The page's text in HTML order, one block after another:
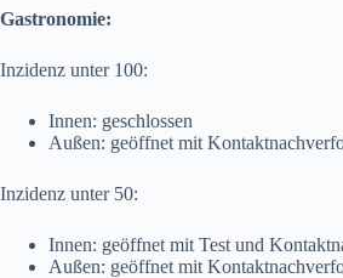
Gastronomie:
Inzidenz unter 100:
Innen: geschlossen
Außen: geöffnet mit
Inzidenz unter 50:
Innen: geöffnet mit Test und
Außen: geöffnet mit